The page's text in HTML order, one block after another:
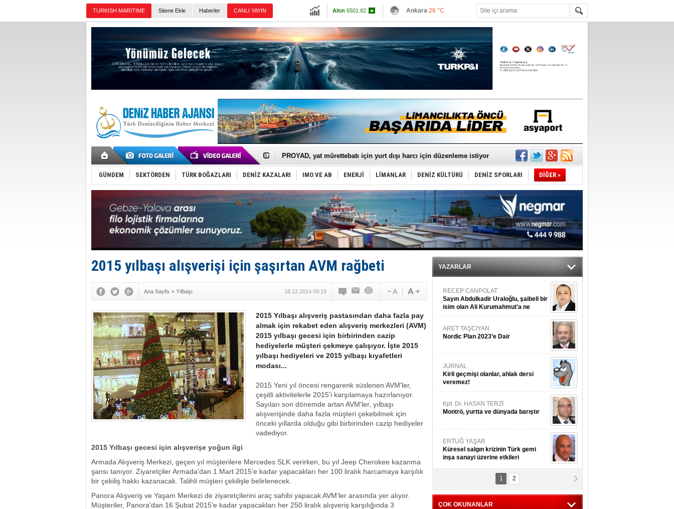
Sitene Ekle Haberler
Altın 6501.82
Euro54.9485
Ankara 26 °C
Antalya27 °C
Muğla 26 °C
Çanakkale 27 °C
İTU AUV, Dünya’da 2. oldu!
LNG taşımacılığında maliyetler katlandı
Türkiye-Irak enerji hattında yeni dönem başlıyor
Türk Armatöre 'Uyuşturucu' tutuklaması!
Deniz turizminde yeni ‘Ceza Rejimi’!
DÖDER, 28. Dönem Yönetim Kurulu Başkanını seçti!
Fairline, Türkiye’de ‘SoleMarin’i seçti
Baltık Denizi'nde tarih yazıldı!
Runit kubbesi okyanusun derinliklerinde halkı tehdit ediyor
Limana dadandılar, 10 tekneyi soydular!
Türk Loydu’na Süveyş tonaj yetkisi
Hüseyin Mengi: “Yapay Zekâ, Ustanın yerini alamaz”
Hat-San Tersanesi’nden yüzer havuza omurga: NB26
GÜNDEM SEKTÖRDEN TÜRK BOĞAZLARI DENİZ KAZALARI IMO VE AB ENERJİ LİMANLAR DENİZ KÜLTÜRÜ DENİZ SPORLARI DİĞER »
2015 yılbaşı alışverişi için şaşırtan AVM rağbeti
Ana Sayfa » Yılbaşı 18.12.2014 09:19
2015 Yılbaşı alışveriş pastasından daha fazla pay
almak için rekabet eden alışveriş merkezleri (AVM)
2015 yılbaşı gecesi için birbirinden cazip
hediyelerle müşteri çekmeye çalışıyor. İşte 2015
yılbaşı hediyeleri ve 2015 yılbaşı kıyafetleri
modası...
2015 Yeni yıl öncesi rengarenk süslenen AVM'ler,
çeşitli aktivitelerle 2015'i karşılamaya hazırlanıyor.
Sayıları son dönemde artan AVM'ler, yılbaşı
alışverişinde daha fazla müşteri çekebilmek için
önceki yıllarda olduğu gibi birbirinden cazip hediyeler
vadediyor.
2015 Yılbaşı gecesi için alışverişe yoğun ilgi
Armada Alışveriş Merkezi, geçen yıl müşterilere Mercedes SLK verirken, bu yıl Jeep Cherokee kazanma
şansı tanıyor. Ziyaretçiler Armada'dan 1 Mart 2015'e kadar yapacakları her 100 liralık harcamaya karşılık
bir çekiliş hakkı kazanacak. Talihli müşteri çekilişle belirlenecek.
Panora Alışveriş ve Yaşam Merkezi de ziyaretçilerini araç sahibi yapacak AVM'ler arasında yer alıyor.
Müşteriler, Panora'dan 16 Şubat 2015'e kadar yapacakları her 250 liralık alışveriş karşılığında 3
YAZARLAR
RECEP CANPOLAT
Sayın Abdulkadir Uraloğlu, şaibeli bir
isim olan Ali Kurumahmut’a ne
danışıyorsunuz?
ARET TAŞCIYAN
Nordic Plan 2023’e Dair
JURNAL
Kirli geçmişi olanlar, ahlak dersi
veremez!
Kpt. Dr. HASAN TERZİ
Montrö, yurtta ve dünyada barıştır
ERTUĞ YAŞAR
Küresel salgın krizinin Türk gemi
inşa sanayi üzerine etkileri
Kpt. MESUT AZMİ GÖKSOY
ithafen...
1 2
ÇOK OKUNANLAR